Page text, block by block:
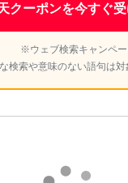
クーポンを今すぐ
※ウェブ検索キャンペー
検索や意味のない語句は対